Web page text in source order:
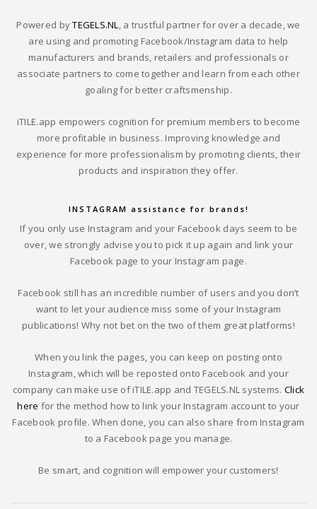
Powered byTEGELS.NL
, a trustful partner for over a decade, we
are using and promoting Facebook/Instagram data to help
manufacturers and brands, retailers and professionals or
associate partners to come together and learn from each other
goaling for better craftsmenship.
iTILE.app empowers cognition for premium members to become
more profitable in business. Improving knowledge and
experience for more professionalism by promoting clients, their
products and inspiration they offer.
INSTAGRAM assistance for brands!
If you only use Instagram and your Facebook days seem to be
over, we strongly advise you to pick it up again and link your
Facebook page to your Instagram page.
Facebook still has an incredible number of users and you don’t
want to let your audience miss some of your Instagram
publications! Why not bet on the two of them great platforms!
When you link the pages, you can keep on posting onto
Instagram, which will be reposted onto Facebook and your
company can make use of iTILE.app and TEGELS.NL systems. Click
here for the method how to link your Instagram account to your
Facebook profile. When done, you can also share from Instagram
to a Facebook page you manage.
Be smart, and cognition will empower your customers!